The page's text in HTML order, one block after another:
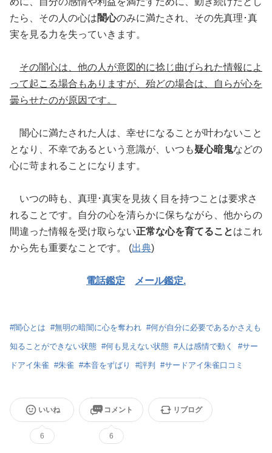
たら、その人の心は闇心のみに満たされ、その先真理･真
実を見る力を失っていきます。
その闇心は、他の人が意図的に捻じ曲げられた情報によ
って起こる場合もありますが、殆どの場合は、自らが心を
曇らせたのが原因です。
闇心に満たされた人は、幸せになることが叶わないこと
となり、不幸であるという意識が、いつも疑心暗鬼などの
心に苛まれることになります。
いつの時も、真理･真実を見抜く目を持つことは要求さ
れることです。自分の心を清らかに保ちながら、他からの
間違った情報を受け取らない正常な心を育てることはこれ
から先も重要なことです。 (出典)
電話鑑定 メール鑑定.
#闇心とは #無明の暗闇に心を奪われ #何が自分に必要であるかさえも
知ることができない状態 #何も見えない状態 #人は感情で動く #サー
ドアイ朱雀 #朱雀 #本音をずばり #評判 #サードアイ朱雀口コミ
いいね
6
コメント
6
リブログ